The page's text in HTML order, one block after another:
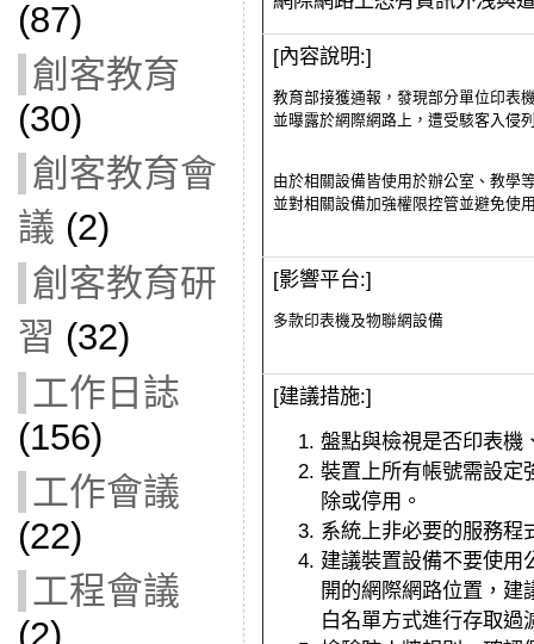
(87)
創客教育
(30)
創客教育會
議 (2)
創客教育研
習 (32)
工作日誌
(156)
工作會議
(22)
工程會議
(2)
[內容說明:]
教育部接獲通報， 發現部分單位印表
並曝露於網際網路上，遭受駭客入侵
由於相關設備皆使用於辦公室、教學
並對相關設備加強權限控管並避免使
[影響平台:]
多款印表機及物聯網設備
[建議措施:]
盤點與檢視是否印表機
裝置上所有帳號需設定
除或停用。
系統上非必要的服務程
建議裝置設備不要使用
開的網際網路位置， 建
白名單方式進行存取過